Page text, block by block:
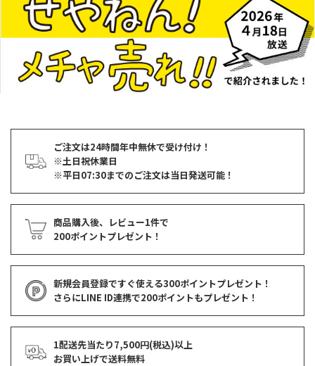
ご注文は24時間年中無休で受け付け！
※土日祝休業日
※平日07:30までのご注文は当日発送可能！
商品購入後、レビュー1件で
200ポイントプレゼント！
新規会員登録ですぐ使える300ポイントプレゼント！
さらにLINE ID連携で200ポイントもプレゼント！
1配送先当たり7,500円(税込)以上
お買い上げで送料無料